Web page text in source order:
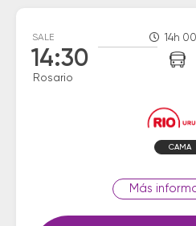
SALE
14:30
Rosario
14h
CAMA